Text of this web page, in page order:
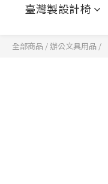
臺灣製設計椅
全部商品 /辦公文具用品 /